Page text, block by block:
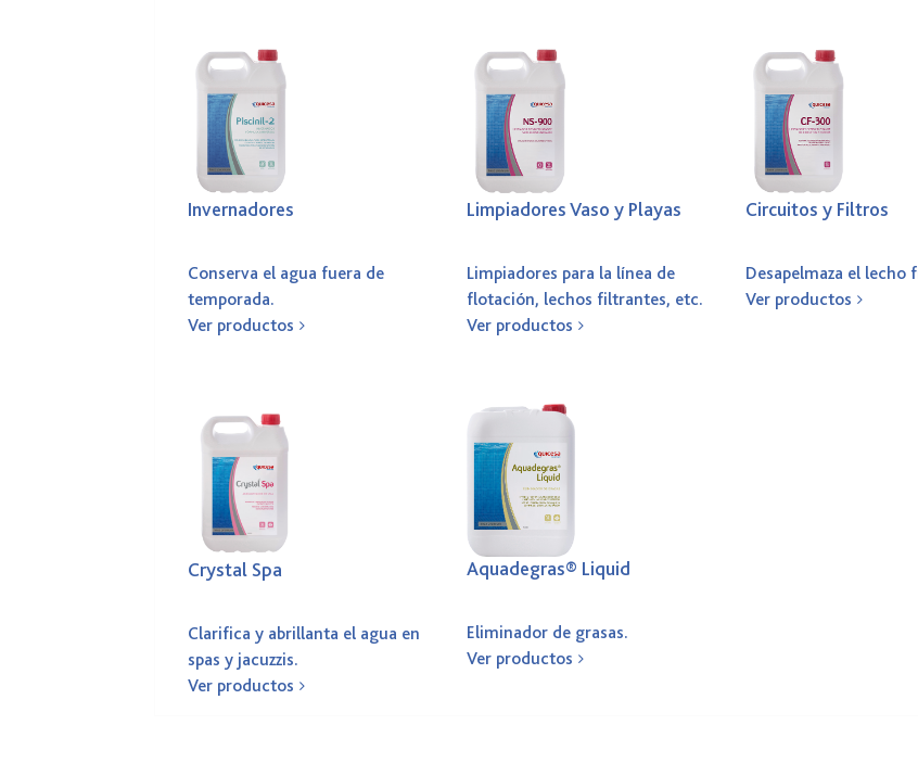
Invernadores
Conserva el agua fuera de
temporada.
Ver productos
Limpiadores Vaso y Playas
Limpiadores para la línea de
flotación, lechos filtrantes, etc.
Ver productos
Circuitos y Filtros
Desapelmaza el lecho
Ver productos
Crystal Spa
Clarifica y abrillanta el agua en
spas y jacuzzis.
Ver productos
Aquadegras® Liquid
Eliminador de grasas.
Ver productos